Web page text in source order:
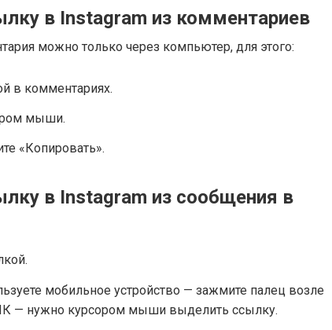
в Instagram из комментариев
можно только через компьютер, для этого:
в комментариях.
мыши.
«Копировать».
в Instagram из сообщения в
мобильное устройство — зажмите палец возле
— нужно курсором мыши выделить ссылку.